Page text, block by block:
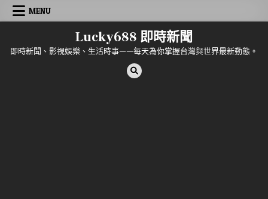
Skip to content
MENU
Lucky688 即時新聞
即時新聞、影視娛樂、生活時事——每天為你掌握台灣與世界最新動態。